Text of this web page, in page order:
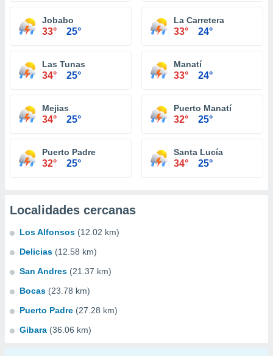
Jobabo
33° 25°
La Carretera
33° 24°
Las Tunas
34° 25°
Manatí
33° 24°
Mejias
34° 25°
Puerto Manatí
32° 25°
Puerto Padre
32° 25°
Santa Lucía
34° 25°
Localidades cercanas
Los Alfonsos (12.02 km)
Delicias (12.58 km)
San Andres (21.37 km)
Bocas (23.78 km)
Puerto Padre (27.28 km)
Gibara (36.06 km)